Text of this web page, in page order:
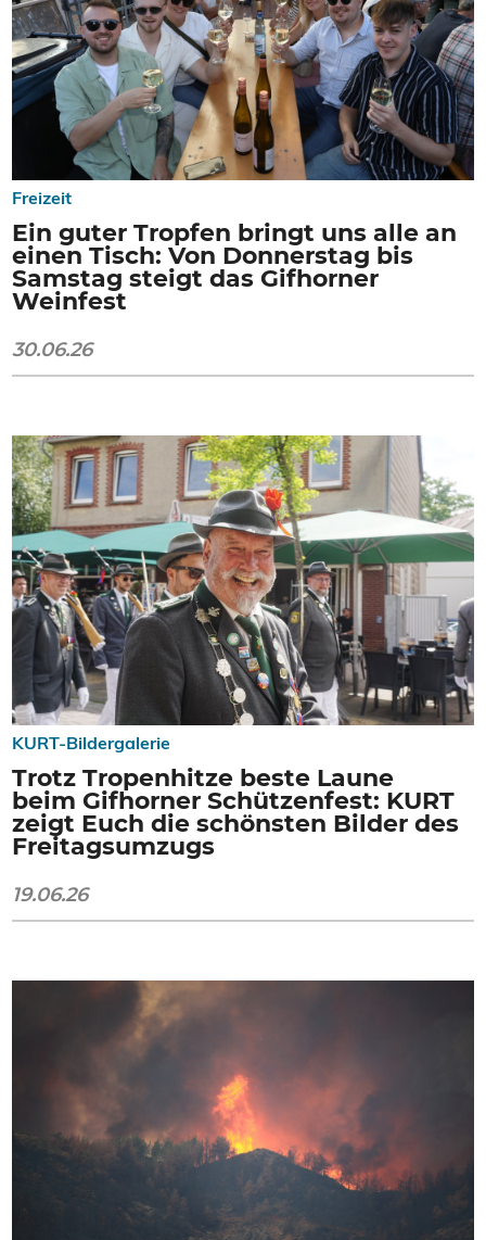
Freizeit
Ein guter Tropfen bringt uns alle an
einen Tisch: Von Donnerstag bis
Samstag steigt das Gifhorner
Weinfest
30.06.26
KURT-Bildergalerie
Trotz Tropenhitze beste Laune
beim Gifhorner Schützenfest: KURT
zeigt Euch die schönsten Bilder des
Freitagsumzugs
19.06.26